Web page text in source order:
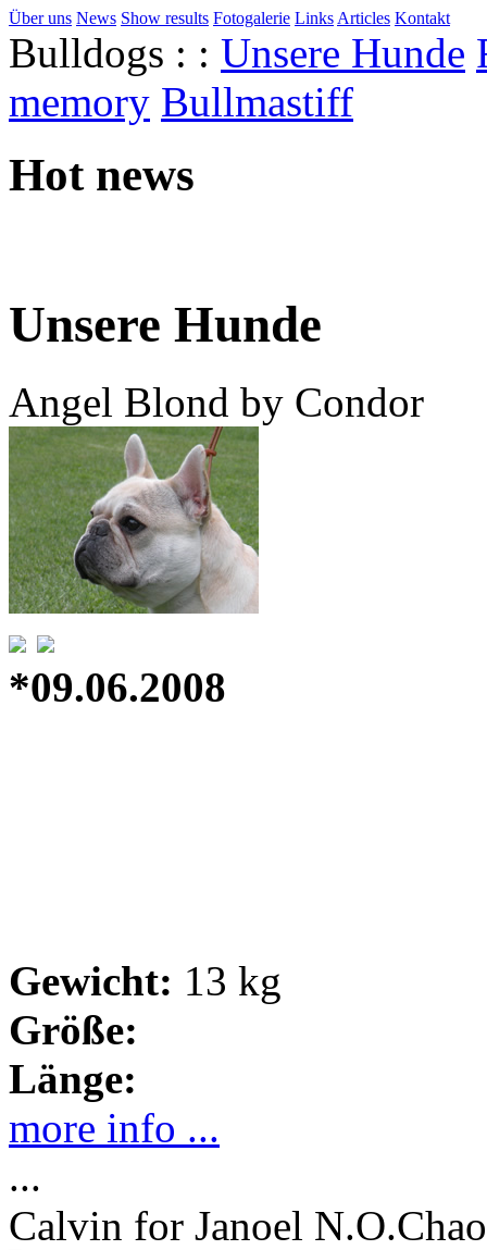
Über uns News Show results Fotogalerie Links Articles Kontakt
Bulldogs : : Unsere Hunde
memory Bullmastiff
Hot news
Unsere Hunde
Angel Blond by Condor
*09.06.2008
Gewicht: 13 kg
Größe:
Länge:
more info ...
...
Calvin for Janoel